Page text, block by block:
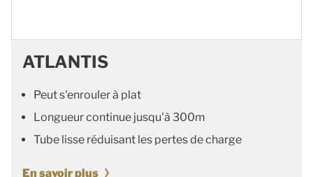
ATLANTIS
Peut s'enrouler à plat
Longueur continue jusqu'à 300m
Tube lisse réduisant les pertes de charge
En savoir plus